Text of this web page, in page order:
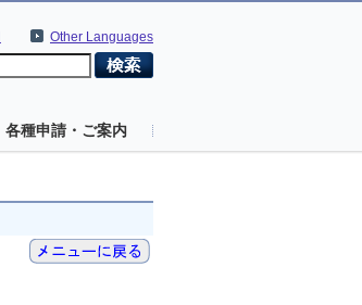
Other Languages
各種申請・ご案内